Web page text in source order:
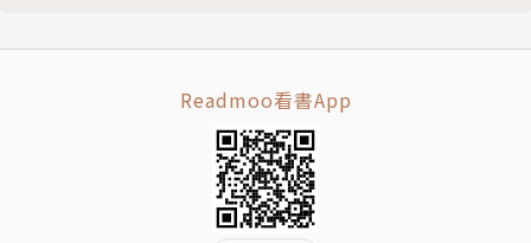
Readmoo看書App